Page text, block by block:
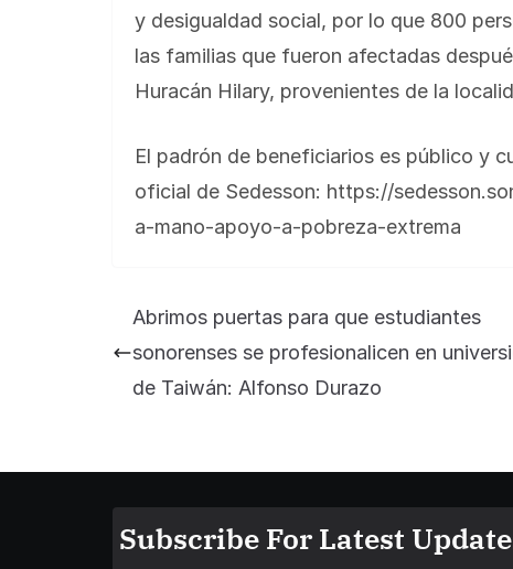
y desigualdad social, por lo que 800
las familias que fueron afectadas
Huracán Hilary, provenientes de la
El padrón de beneficiarios es público y
oficial de Sedesson: https://
a-mano-apoyo-a-pobreza-extrema
Abrimos puertas para que estudiantes
sonorenses se profesionalicen en
de Taiwán: Alfonso Durazo
Subscribe For Latest